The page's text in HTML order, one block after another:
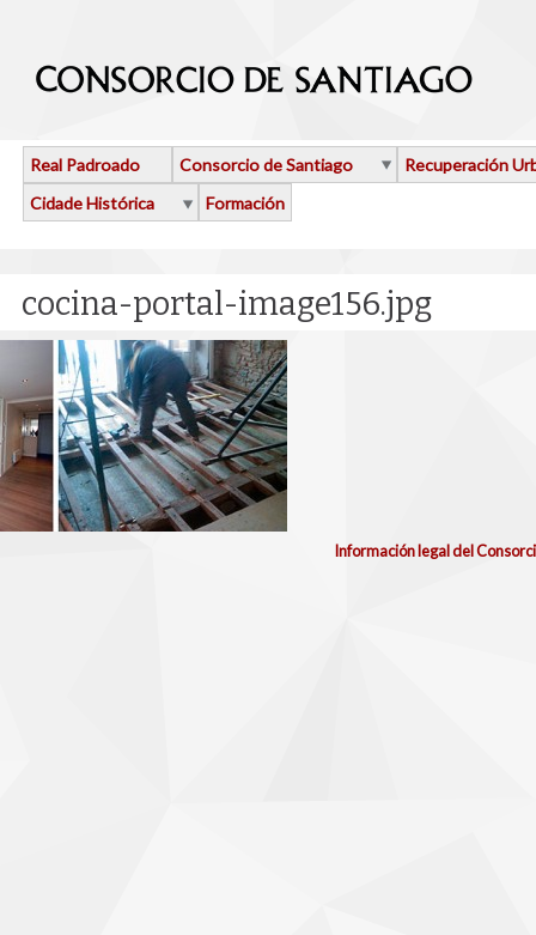
Real Padroado Consorcio de Santiago
Recuperación
Cidade Histórica
Formación
cocina-portal-image156.jpg
Información legal del